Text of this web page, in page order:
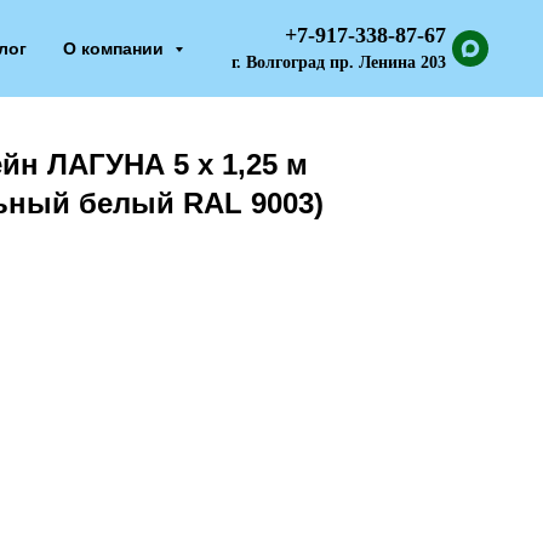
О компании
+7-917-338-87-67
г. Волгоград пр. Ленина 203
ЛАГУНА 5 х 1,25 м
белый RAL 9003)